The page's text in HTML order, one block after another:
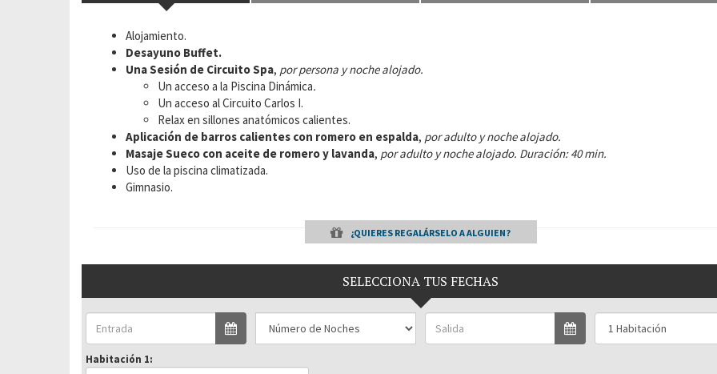
Alojamiento.
Desayuno Buffet.
Una Sesión de Circuito Spa, por persona y noche alojado.
Un acceso a la Piscina Dinámica.
Un acceso al Circuito Carlos I.
Relax en sillones anatómicos calientes.
Aplicación de barros calientes con romero en espalda, por adulto y noche alojado.
Masaje Sueco con aceite de romero y lavanda, por adulto y noche alojado. Duración: 40 min.
Uso de la piscina climatizada.
Gimnasio.
¿QUIERES REGALÁRSELO A ALGUIEN?
SELECCIONA TUS FECHAS
Habitación 1: